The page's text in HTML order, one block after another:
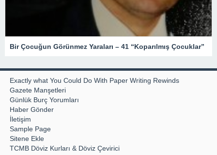
Bir Çocuğun Görünmez Yaraları – 41 “Koparılmış Çocuklar”
Exactly what You Could Do With Paper Writing Rewinds
Gazete Manşetleri
Günlük Burç Yorumları
Haber Gönder
İletişim
Sample Page
Sitene Ekle
TCMB Döviz Kurları & Döviz Çevirici